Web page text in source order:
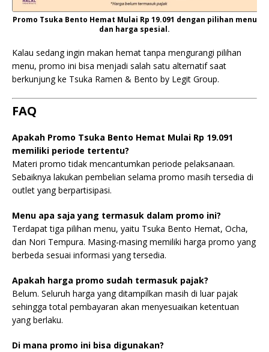
Promo Tsuka Bento Hemat Mulai Rp 19.091 dengan pilihan menu
dan harga spesial.
Kalau sedang ingin makan hemat tanpa mengurangi pilihan
menu, promo ini bisa menjadi salah satu alternatif saat
berkunjung ke Tsuka Ramen & Bento by Legit Group.
FAQ
Apakah Promo Tsuka Bento Hemat Mulai Rp 19.091
memiliki periode tertentu?
Materi promo tidak mencantumkan periode pelaksanaan.
Sebaiknya lakukan pembelian selama promo masih tersedia di
outlet yang berpartisipasi.
Menu apa saja yang termasuk dalam promo ini?
Terdapat tiga pilihan menu, yaitu Tsuka Bento Hemat, Ocha,
dan Nori Tempura. Masing-masing memiliki harga promo yang
berbeda sesuai informasi yang tersedia.
Apakah harga promo sudah termasuk pajak?
Belum. Seluruh harga yang ditampilkan masih di luar pajak
sehingga total pembayaran akan menyesuaikan ketentuan
yang berlaku.
Di mana promo ini bisa digunakan?